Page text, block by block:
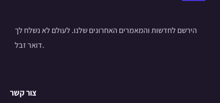
הירשם לחדשות והמאמרים האחרונים שלנו. לעולם לא נשלח לך
דואר זבל.
צור קשר